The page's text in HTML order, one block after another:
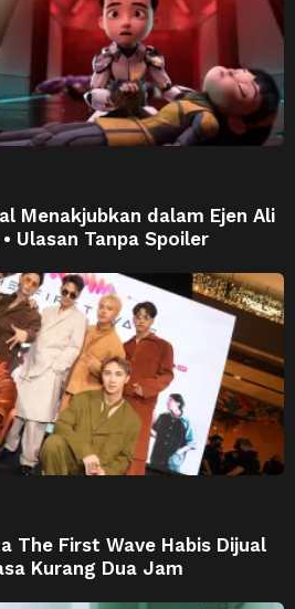
Menakjubkan dalam Ejen Ali
Ulasan Tanpa Spoiler
The First Wave Habis Dijual
Kurang Dua Jam